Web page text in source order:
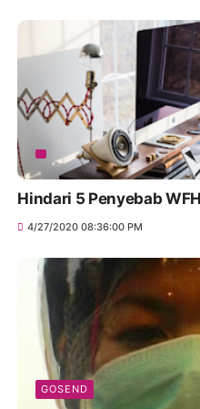
Hindari 5 Penyebab
4/27/2020 08:36:00 PM
GOSEND